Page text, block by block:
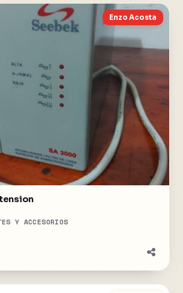
Enzo Acosta
Y ACCESORIOS